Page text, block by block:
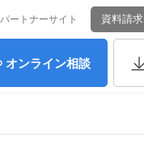
パートナーサイト 資料請求
オンライン相談